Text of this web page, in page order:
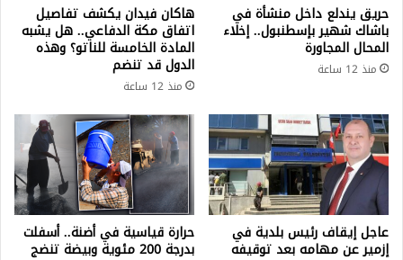
حريق يندلع داخل منشأة في
باشاك شهير بإسطنبول.. إخلاء
المحال المجاورة
منذ 12 ساعة
هاكان فيدان يكشف تفاصيل
اتفاق مكة الدفاعي.. هل يشبه
المادة الخامسة للناتو؟ وهذه
الدول قد تنضم
منذ 12 ساعة
عاجل إيقاف رئيس بلدية في
إزمير عن مهامه بعد توقيفه
حرارة قياسية في أضنة.. أسفلت
بدرجة 200 مئوية وبيضة تنضج